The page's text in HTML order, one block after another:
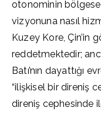
otonominin bölgesel
vizyonuna nasıl
Kuzey Kore, Çin’in
reddetmektedir;
Batı’nın dayattığı
“ilişkisel bir direniş
direniş cephesinde